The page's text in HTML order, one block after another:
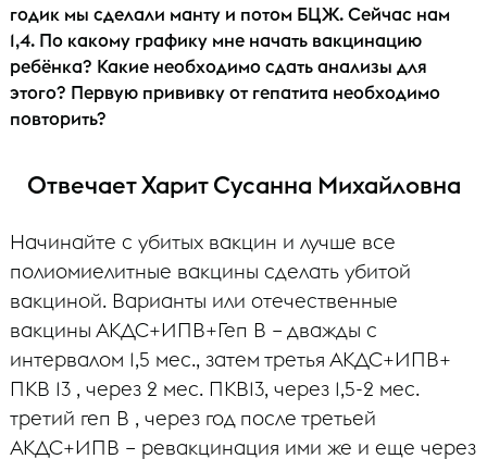
годик мы сделали манту и потом БЦЖ. Сейчас нам
1,4. По какому графику мне начать вакцинацию
ребёнка? Какие необходимо сдать анализы для
этого? Первую прививку от гепатита необходимо
повторить?
Отвечает Харит Сусанна Михайловна
Начинайте с убитых вакцин и лучше все
полиомиелитные вакцины сделать убитой
вакциной. Варианты или отечественные
вакцины АКДС+ИПВ+Геп В – дважды с
интервалом 1,5 мес., затем третья АКДС+ИПВ+
ПКВ 13 , через 2 мес. ПКВ13, через 1,5-2 мес.
третий геп В , через год после третьей
АКДС+ИПВ – ревакцинация ими же и еще через